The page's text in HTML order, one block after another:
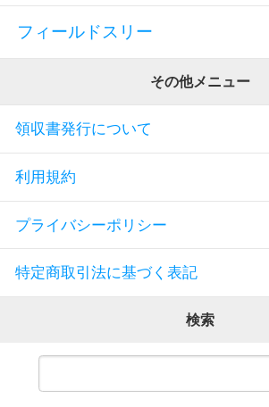
フィールドスリー
その他メニュー
領収書発行について
利用規約
プライバシーポリシー
特定商取引法に基づく表記
検索